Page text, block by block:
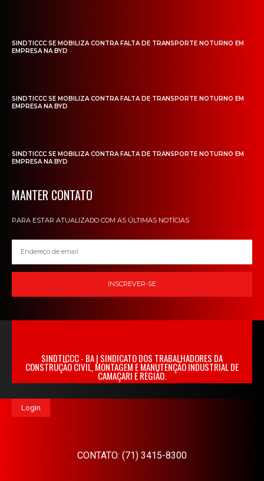
SINDTICCC SE MOBILIZA CONTRA FALTA DE TRANSPORTE NOTURNO EM
EMPRESA NA BYD
SINDTICCC SE MOBILIZA CONTRA FALTA DE TRANSPORTE NOTURNO EM
EMPRESA NA BYD
SINDTICCC SE MOBILIZA CONTRA FALTA DE TRANSPORTE NOTURNO EM
EMPRESA NA BYD
MANTER CONTATO
PARA ESTAR ATUALIZADO COM AS ÚLTIMAS NOTÍCIAS
INSCREVER-SE
SINDTICCC - BA | SINDICATO DOS TRABALHADORES DA
CONSTRUÇÃO CIVIL, MONTAGEM E MANUTENÇÃO INDUSTRIAL DE
CAMAÇARI E REGIÃO.
Login
CONTATO: (71) 3415-8300